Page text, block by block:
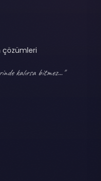
çözümleri
kalırsa bitmez..."